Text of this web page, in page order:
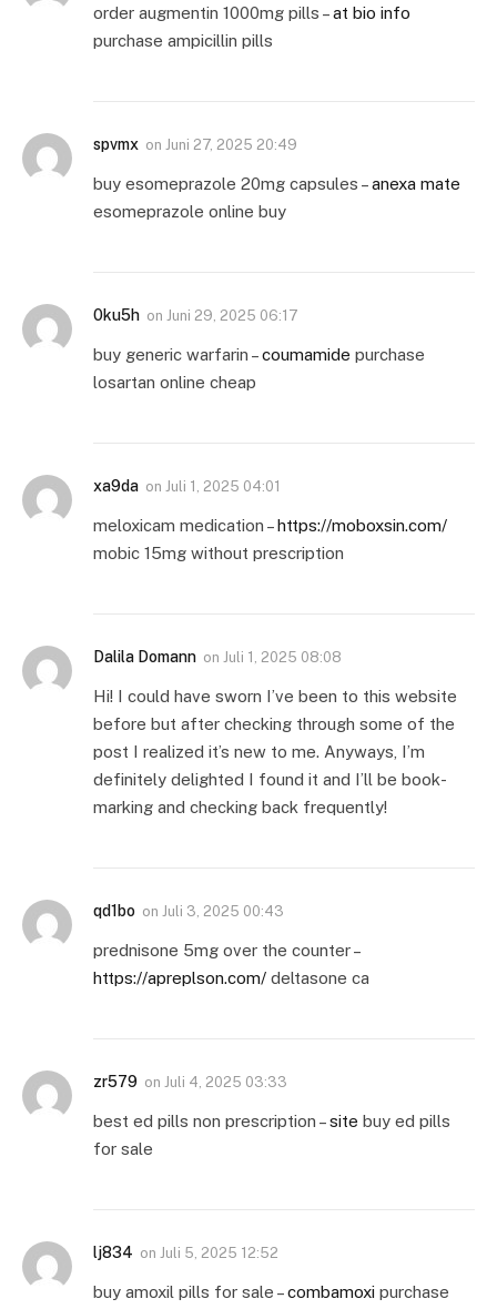
order augmentin 1000mg pills –at bio info
purchase ampicillin pills
spvmx on Juni 27, 2025 20:49
buy esomeprazole 20mg capsules –anexa mate
esomeprazole online buy
0ku5h on Juni 29, 2025 06:17
buy generic warfarin –coumamide purchase
losartan online cheap
xa9da on Juli 1, 2025 04:01
meloxicam medication –https://moboxsin.com/
mobic 15mg without prescription
Dalila Domann on Juli 1, 2025 08:08
Hi! I could have sworn I’ve been to this website
before but after checking through some of the
post I realized it’s new to me. Anyways, I’m
definitely delighted I found it and I’ll be book-
marking and checking back frequently!
qd1bo on Juli 3, 2025 00:43
prednisone 5mg over the counter –
https://apreplson.com/ deltasone ca
zr579 on Juli 4, 2025 03:33
best ed pills non prescription –site buy ed pills
for sale
lj834 on Juli 5, 2025 12:52
buy amoxil pills for sale –combamoxi purchase